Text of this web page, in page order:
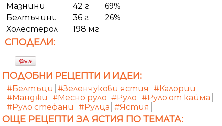
Мазнини
42 г
69%
Белтъчини
36 г
26%
Холестерол
198 мг
СПОДЕЛИ:
ПОДОБНИ РЕЦЕПТИ И ИДЕИ:
#Белтъци #Зеленчукови ястия
#Калории
#Манджи
#Месно руло #Руло #Руло от кайма
#Руло стефани
#Рулца #Ястия
ОЩЕ РЕЦЕПТИ ЗА ЯСТИЯ ПО ТЕМАТА: